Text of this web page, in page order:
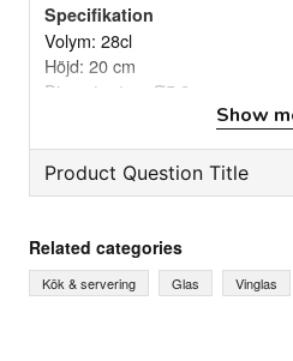
Specifikation
Volym: 28cl
Höjd: 20 cm
Diameter top: Ø5,2 cm
Show
Product Question Title
Ask us something about
Related categories
Kök & servering Glas Vinglas